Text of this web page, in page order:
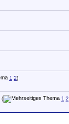
1 2)
( 1 2